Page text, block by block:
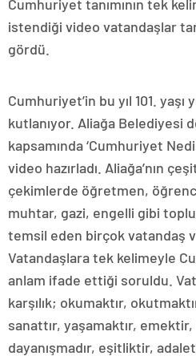
Cumhuriyet tanımının tek
istendiği video vatandaşlar
gördü.
Cumhuriyet’in bu yıl 101.
kutlanıyor. Aliağa Belediyesi
kapsamında ‘Cumhuriyet
video hazırladı. Aliağa’nın
çekimlerde öğretmen,
muhtar, gazi, engelli gibi
temsil eden birçok vatandaş
Vatandaşlara tek kelimeyle
anlam ifade ettiği soruldu.
karşılık; okumaktır,
sanattır, yaşamaktır,
dayanışmadır, eşitliktir,